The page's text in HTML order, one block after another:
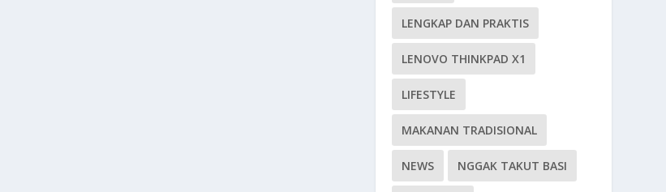
LENGKAP DAN PRAKTIS
LENOVO THINKPAD X1
LIFESTYLE
MAKANAN TRADISIONAL
NEWS NGGAK TAKUT BASI